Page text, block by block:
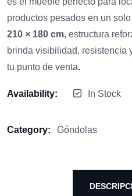
productos pesados en un
210 × 180 cm, estructura
brinda visibilidad, resistencia
tu punto de venta.
Availability: In Stock
Category: Góndolas